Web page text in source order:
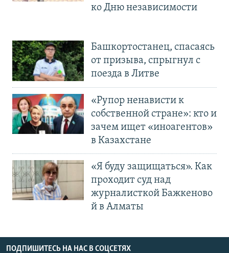
ко Дню независимости
Башкортостанец, спасаясь
от призыва, спрыгнул с
поезда в Литве
«Рупор ненависти к
собственной стране»: кто и
зачем ищет «иноагентов»
в Казахстане
«Я буду защищаться». Как
проходит суд над
журналисткой Бажкеново
й в Алматы
ПОДПИШИТЕСЬ НА НАС В СОЦСЕТЯХ